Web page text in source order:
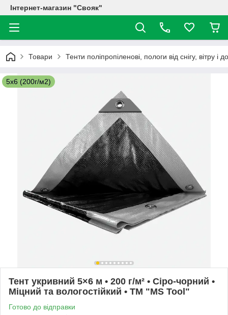
Інтернет-магазин "Свояк"
Товари Тенти поліпропіленові, пологи від снігу, вітру
5х6 (200г/м2)
Тент укривний 5×6 м • 200 г/м² • Сіро-чорний •
Міцний та вологостійкий • TM "MS Tool"
Готово до відправки